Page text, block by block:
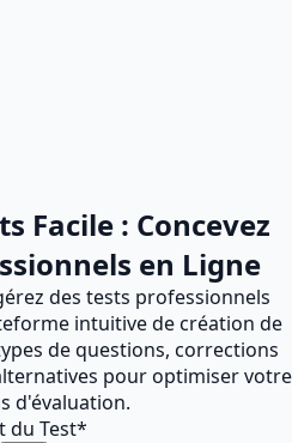
Facile : Concevez
en Ligne
des tests professionnels
intuitive de création de
de questions, corrections
pour optimiser votre
d'évaluation.
du Test*